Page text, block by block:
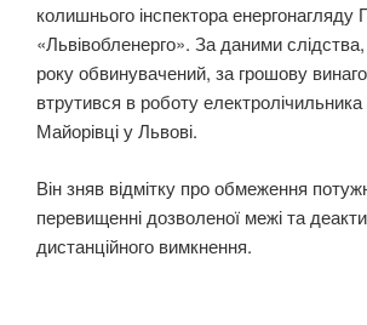
колишнього інспектора енергонагляду
«Львівобленерго». За даними
року обвинувачений, за грошову
втрутився в роботу електролічильника
Майорівці у Львові.
Він зняв відмітку про обмеження
перевищенні дозволеної межі та
дистанційного вимкнення.